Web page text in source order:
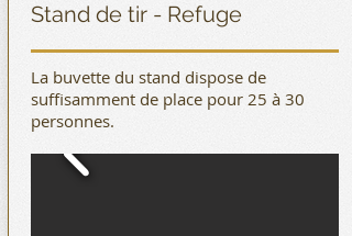
Stand de tir - Refuge
La buvette du stand dispose de
suffisamment de place pour 25 à 30
personnes.